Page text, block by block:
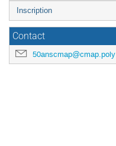
Inscription
Contact
50anscmap@cmap.polytechnique.fr